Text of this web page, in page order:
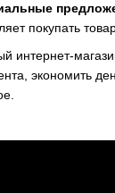
покупать
интернет-
экономить